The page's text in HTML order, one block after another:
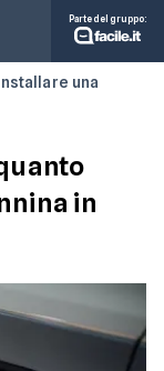
Parte del gruppo:
una
in